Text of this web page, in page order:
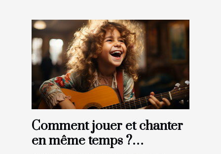
Comment jouer et chanter
en même temps ?